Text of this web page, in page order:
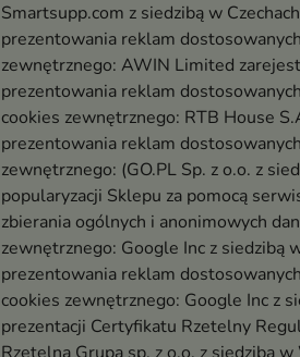
Smartsupp.com z siedzibą w
prezentowania reklam
zewnętrznego: AWIN Limited
prezentowania reklam
cookies zewnętrznego: RTB House
prezentowania reklam
zewnętrznego: (GO.PL Sp. z o.o. z
popularyzacji Sklepu za pomocą
zbierania ogólnych i anonimowych
zewnętrznego: Google Inc z siedzibą
prezentowania reklam
cookies zewnętrznego: Google Inc z
prezentacji Certyfikatu Rzetelny